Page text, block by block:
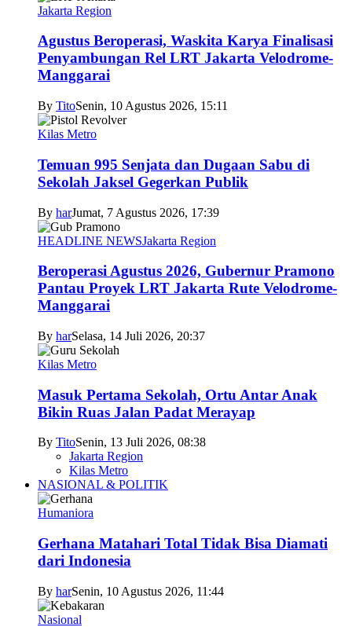
Jakarta Region
Agustus Beroperasi, Waskita Karya Finalisasi
Penyambungan Rel LRT Jakarta Velodrome-
Manggarai
By TitoSenin, 10 Agustus 2026, 15:11
Kilas Metro
Temuan 995 Senjata dan Dugaan Sabu di
Sekolah Jaksel Gegerkan Publik
By harJumat, 7 Agustus 2026, 17:39
HEADLINE NEWSJakarta Region
Beroperasi Agustus 2026, Gubernur Pramono
Pantau Proyek LRT Jakarta Rute Velodrome-
Manggarai
By harSelasa, 14 Juli 2026, 20:37
Kilas Metro
Masuk Pertama Sekolah, Ortu Antar Anak
Bikin Ruas Jalan Padat Merayap
By TitoSenin, 13 Juli 2026, 08:38
Jakarta Region
Kilas Metro
NASIONAL & POLITIK
Humaniora
Gerhana Matahari Total Tidak Bisa Diamati
dari Indonesia
By harSenin, 10 Agustus 2026, 11:44
Nasional